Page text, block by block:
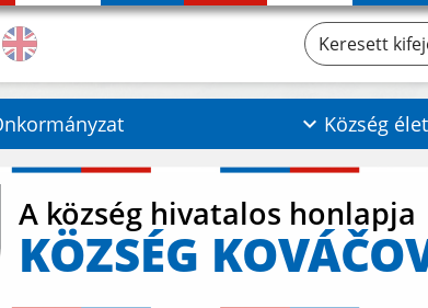
Keresett
Község
A község hivatalos honlapja
KÖZSÉG